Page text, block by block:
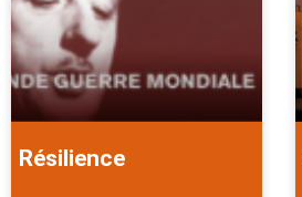
Résilience